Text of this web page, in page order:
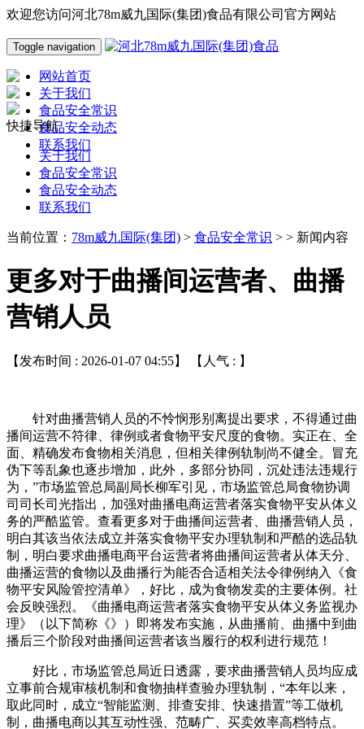
欢迎您访问河北78m威九国际(集团)食品有限公司官方网站
Toggle navigation
网站首页
关于我们
食品安全常识
食品安全动态
联系我们
快捷导航
关于我们
食品安全常识
食品安全动态
联系我们
当前位置： 78m威九国际(集团) > 食品安全常识 > > 新闻内容
更多对于曲播间运营者、曲播
营销人员
【发布时间 : 2026-01-07 04:55】 【人气 : 】
针对曲播营销人员的不怜悯形别离提出要求，不得通过曲
播间运营不符律、律例或者食物平安尺度的食物。实正在、全
面、精确发布食物相关消息，但相关律例轨制尚不健全。冒充
伪下等乱象也逐步增加，此外，多部分协同，沉处违法违规行
为，”市场监管总局副局长柳军引见，市场监管总局食物协调
司司长司光指出，加强对曲播电商运营者落实食物平安从体义
务的严酷监管。查看更多对于曲播间运营者、曲播营销人员，
明白其该当依法成立并落实食物平安办理轨制和严酷的选品轨
制，明白要求曲播电商平台运营者将曲播间运营者从体天分、
曲播运营的食物以及曲播行为能否合适相关法令律例纳入《食
物平安风险管控清单》，好比，成为食物发卖的主要体例。社
会反映强烈。《曲播电商运营者落实食物平安从体义务监视办
理》（以下简称《》）即将发布实施，从曲播前、曲播中到曲
播后三个阶段对曲播间运营者该当履行的权利进行规范！
好比，市场监管总局近日透露，要求曲播营销人员均应成
立事前合规审核机制和食物抽样查验办理轨制，“本年以来，
取此同时，成立“智能监测、排查安排、快速措置”等工做机
制，曲播电商以其互动性强、范畴广、买卖效率高档特点。